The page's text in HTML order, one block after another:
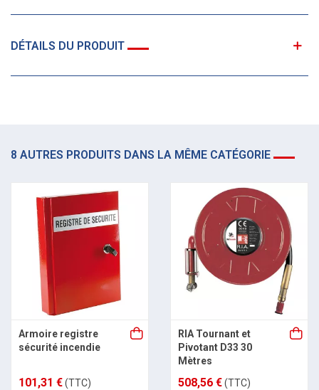
DÉTAILS DU PRODUIT
8 AUTRES PRODUITS DANS LA MÊME CATÉGORIE
Armoire registre
sécurité incendie
101,31 €(TTC)
RIA Tournant et
Pivotant D33 30
Mètres
508,56 €(TTC)